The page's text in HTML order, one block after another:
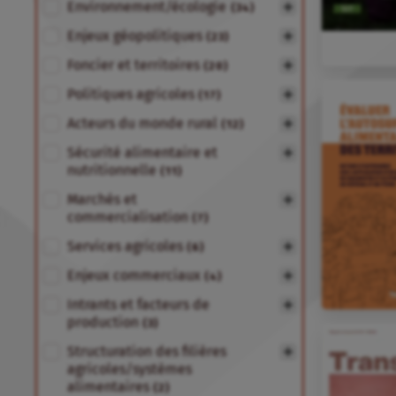
Environnement/écologie (34)
Enjeux géopolitiques
Foncier et territoires
Politiques agricoles (17)
Acteurs du monde rural
Sécurité alimentaire et
nutritionnelle (11)
Marchés et
commercialisation (7)
Services agricoles (6)
Enjeux commerciaux (4)
Intrants et facteurs de
production
Structuration des filières
agricoles/systèmes
alimentaires